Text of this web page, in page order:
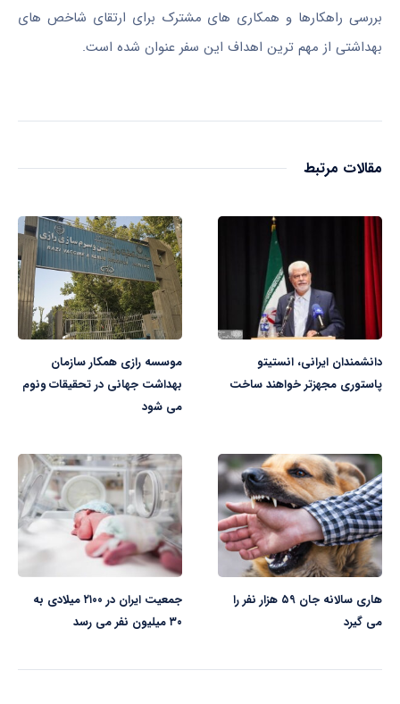
بررسی راهکارها و همکاری های مشترک برای ارتقای شاخص های
بهداشتی از مهم ترین اهداف این سفر عنوان شده است.
مقالات مرتبط
دانشمندان ایرانی، انستیتو
پاستوری مجهزتر خواهند ساخت
موسسه رازی همکار سازمان
بهداشت جهانی در تحقیقات ونوم
می شود
هاری سالانه جان ۵۹ هزار نفر را
می گیرد
جمعیت ایران در ۲۱۰۰ میلادی به
۳۰ میلیون نفر می رسد